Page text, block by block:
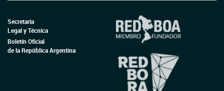
Secretaría
Legal y Técnica
Boletín Oficial
de la República Argentina